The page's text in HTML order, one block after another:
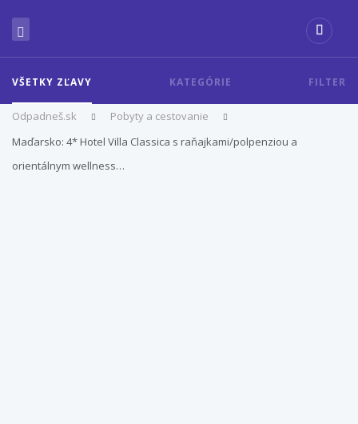
VŠETKY ZĽAVY KATEGÓRIE FILTER
Odpadneš.sk
Pobyty a cestovanie
Maďarsko: 4* Hotel Villa Classica s raňajkami/polpenziou a
orientálnym wellness…